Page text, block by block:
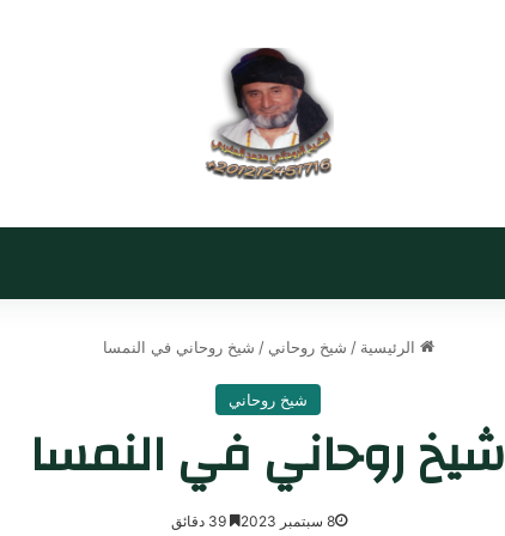
الرئيسية / شيخ روحاني / شيخ روحاني في النمسا
شيخ روحاني
شيخ روحاني في النمسا
8 سبتمبر 2023